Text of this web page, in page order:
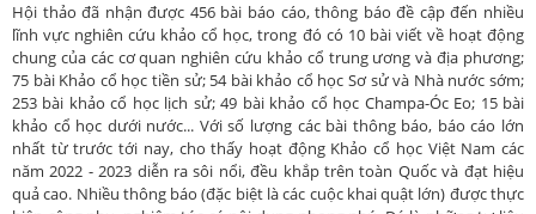
Hội thảo đã nhận được 456 bài báo cáo, thông báo đề cập đến nhiều
lĩnh vực nghiên cứu khảo cổ học, trong đó có 10 bài viết về hoạt động
chung của các cơ quan nghiên cứu khảo cổ trung ương và địa phương;
75 bài Khảo cổ học tiền sử; 54 bài khảo cổ học Sơ sử và Nhà nước sớm;
253 bài khảo cổ học lịch sử; 49 bài khảo cổ học Champa-Óc Eo; 15 bài
khảo cổ học dưới nước... Với số lượng các bài thông báo, báo cáo lớn
nhất từ trước tới nay, cho thấy hoạt động Khảo cổ học Việt Nam các
năm 2022 - 2023 diễn ra sôi nổi, đều khắp trên toàn Quốc và đạt hiệu
quả cao. Nhiều thông báo (đặc biệt là các cuộc khai quật lớn) được thực